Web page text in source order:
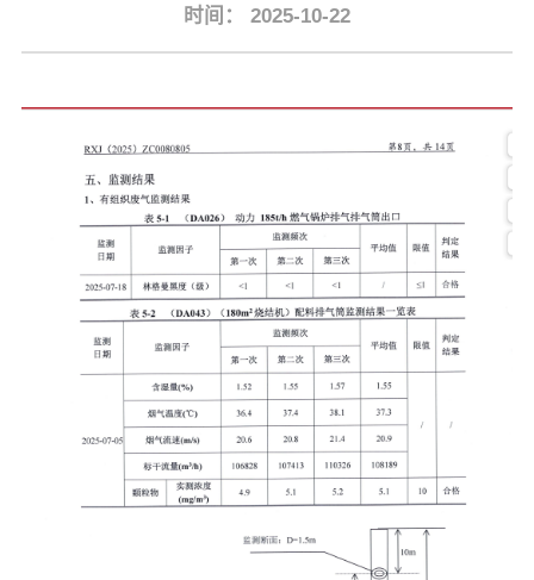
时间： 2025-10-22